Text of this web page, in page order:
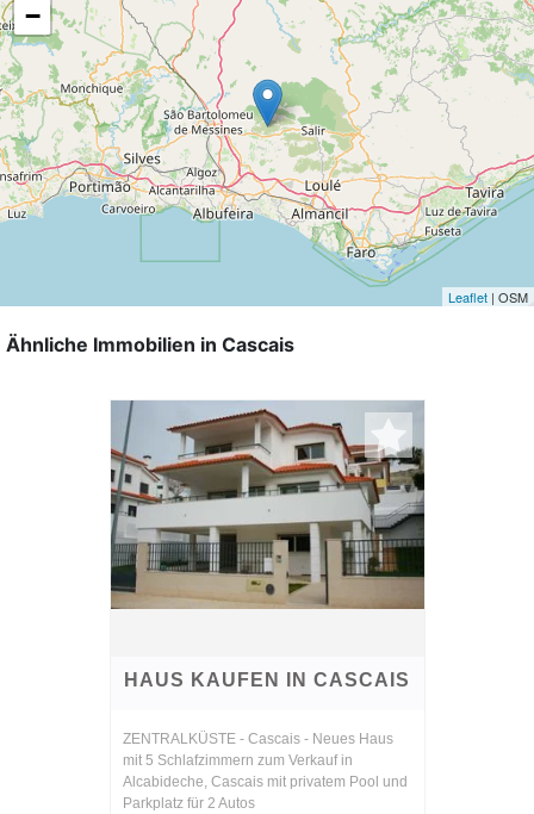
−
Leaflet | OSM
Ähnliche Immobilien in Cascais
HAUS KAUFEN IN CASCAIS
ZENTRALKÜSTE - Cascais - Neues Haus
mit 5 Schlafzimmern zum Verkauf in
Alcabideche, Cascais mit privatem Pool und
Parkplatz für 2 Autos